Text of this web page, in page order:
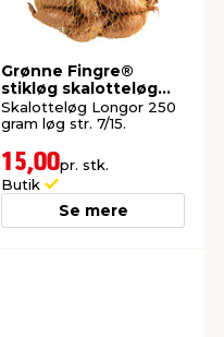
Grønne Fingre®
stikløg skalotteløg
Longor 250 g
Skalotteløg Longor 250
gram løg str. 7/15.
15,00pr. stk.
Butik
Se mere